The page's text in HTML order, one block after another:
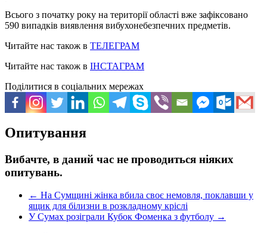
Всього з початку року на території області вже зафіксовано
590 випадків виявлення вибухонебезпечних предметів.
Читайте нас також в ТЕЛЕГРАМ
Читайте нас також в ІНСТАГРАМ
Поділитися в соціальних мережах
Опитування
Вибачте, в даний час не проводиться ніяких
опитувань.
← На Сумщині жінка вбила своє немовля, поклавши у
ящик для білизни в розкладному кріслі
У Сумах розіграли Кубок Фоменка з футболу →